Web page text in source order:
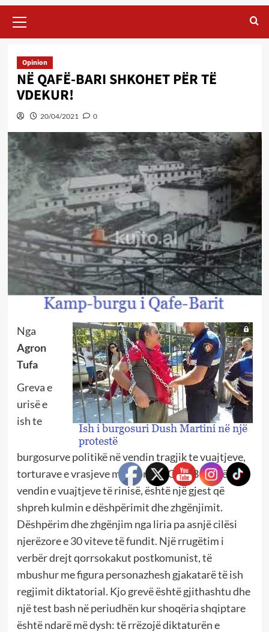
Menu
Opinion
NË QAFË-BARI SHKOHET PËR TË
VDEKUR!
20/04/2021 0
Nga
Agron
Tufa
Greva e
urisë e
ish te
burgosurve politikë në vendin tragjik te vuajtjeve,
torturave e vrasjeve makabre ne Qafe Bari, në
vendin e vuajtjeve të rinisë, është një gjest që
shpreh kulmin e dëshpërimit dhe zhgënjimit.
Dëshpërim dhe zhgënjim nga liria pa asnjë cilësi
njerëzore e 30 viteve të fundit. Një rrugëtim i
verbër drejt qorrsokakut postkomunist, të
mbushur me figura personazhesh gjakatarë të ish
regjimit diktatorial. Kjo grevë është gjithashtu dhe
një test bash në periudhën kur shoqëria shqiptare
është ndarë më dysh: të rrëzojë diktaturën e